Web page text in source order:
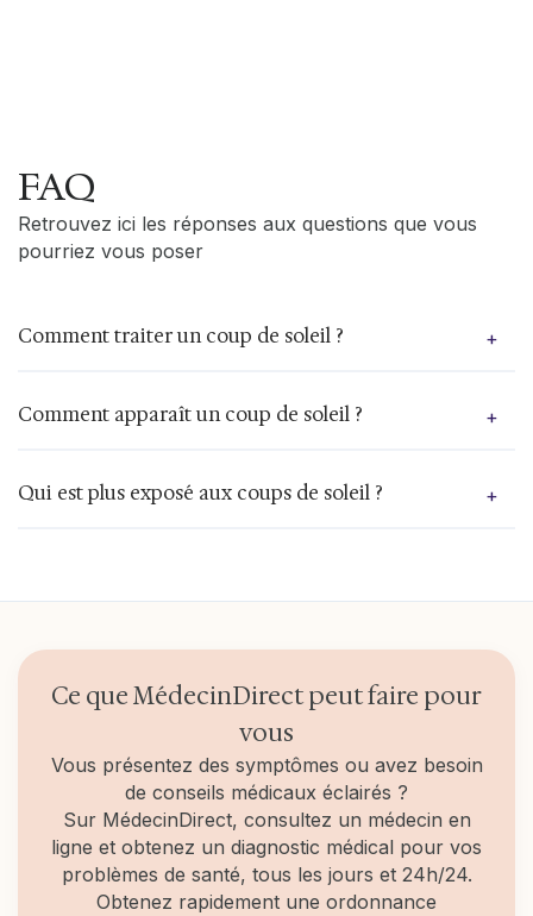
FAQ
Retrouvez ici les réponses aux questions que vous
pourriez vous poser
Comment traiter un coup de soleil ? +
La plupart des coups de soleil peuvent être traités
à domicile avec des soins simples. L’application
douleur. Votre pharmacien pourra vous conseiller
Comment apparaît un coup de soleil ? +
La surexposition aux rayons UV entraîne des
coups de soleil. Ces derniers engendrent des
Qui est plus exposé aux coups de soleil ? +
peaux malades, les peaux claires, les enfants, les
soleil.
Ce que MédecinDirect peut faire pour
vous
Vous présentez des symptômes ou avez besoin
de conseils médicaux éclairés ?
Sur MédecinDirect, consultez un médecin en
ligne et obtenez un diagnostic médical pour vos
problèmes de santé, tous les jours et 24h/24.
Obtenez rapidement une ordonnance